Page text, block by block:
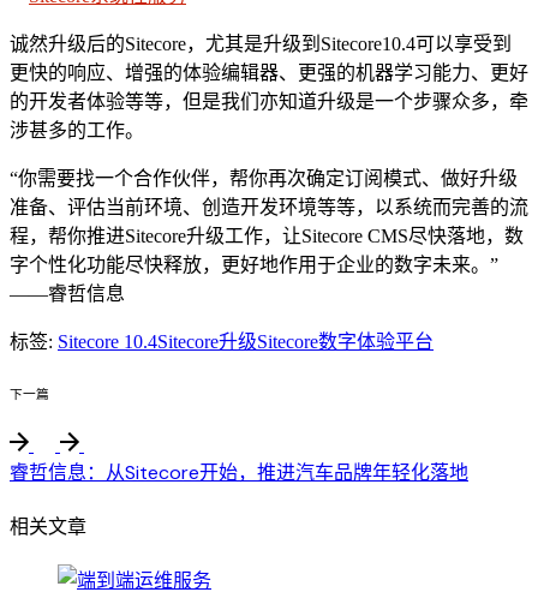
诚然升级后的Sitecore，尤其是升级到Sitecore10.4可以享受到
更快的响应、增强的体验编辑器、更强的机器学习能力、更好
的开发者体验等等，但是我们亦知道升级是一个步骤众多，牵
涉甚多的工作。
“你需要找一个合作伙伴，帮你再次确定订阅模式、做好升级
准备、评估当前环境、创造开发环境等等，以系统而完善的流
程，帮你推进Sitecore升级工作，让Sitecore CMS尽快落地，数
字个性化功能尽快释放，更好地作用于企业的数字未来。”
——睿哲信息
标签: Sitecore 10.4Sitecore升级Sitecore数字体验平台
下一篇
睿哲信息：从Sitecore开始，推进汽车品牌年轻化落地
相关文章